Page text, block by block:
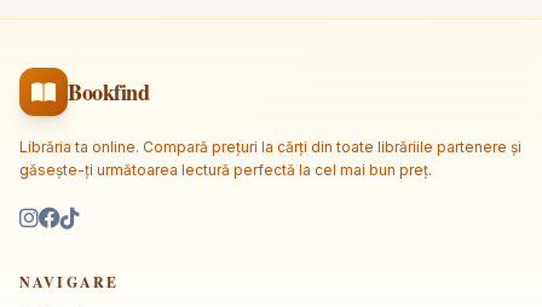
Bookfind
Librăria ta online. Compară prețuri la cărți din toate librăriile partenere și
găsește-ți următoarea lectură perfectă la cel mai bun preț.
NAVIGARE